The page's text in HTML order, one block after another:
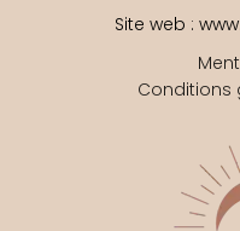
Site web :
Conditions